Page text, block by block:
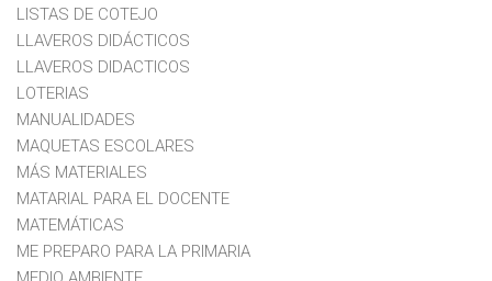
LISTAS DE COTEJO
LLAVEROS DIDÁCTICOS
LLAVEROS DIDACTICOS
LOTERIAS
MANUALIDADES
MAQUETAS ESCOLARES
MÁS MATERIALES
MATARIAL PARA EL DOCENTE
MATEMÁTICAS
ME PREPARO PARA LA PRIMARIA